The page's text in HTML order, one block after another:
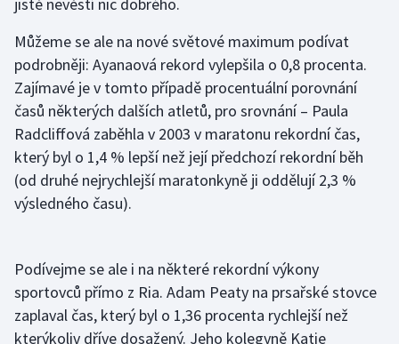
jistě nevěstí nic dobrého.
Můžeme se ale na nové světové maximum podívat
podrobněji: Ayanaová rekord vylepšila o 0,8 procenta.
Zajímavé je v tomto případě procentuální porovnání
časů některých dalších atletů, pro srovnání – Paula
Radcliffová zaběhla v 2003 v maratonu rekordní čas,
který byl o 1,4 % lepší než její předchozí rekordní běh
(od druhé nejrychlejší maratonkyně ji oddělují 2,3 %
výsledného času).
Podívejme se ale i na některé rekordní výkony
sportovců přímo z Ria. Adam Peaty na prsařské stovce
zaplaval čas, který byl o 1,36 procenta rychlejší než
kterýkoliv dříve dosažený. Jeho kolegyně Katie